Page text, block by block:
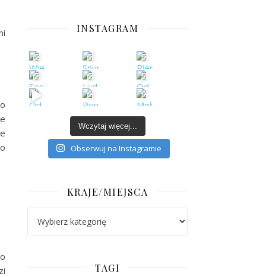
INSTAGRAM
Wczytaj więcej...
Obserwuj na Instagramie
KRAJE/MIEJSCA
TAGI